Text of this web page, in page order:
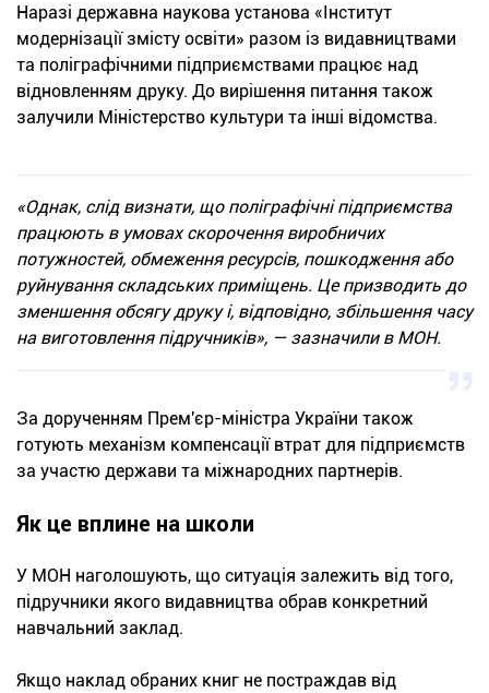
Наразі державна наукова установа «Інститут
модернізації змісту освіти» разом із видавництвами
та поліграфічними підприємствами працює над
відновленням друку. До вирішення питання також
залучили Міністерство культури та інші відомства.
«Однак, слід визнати, що поліграфічні підприємства
працюють в умовах скорочення виробничих
потужностей, обмеження ресурсів, пошкодження або
руйнування складських приміщень. Це призводить до
зменшення обсягу друку і, відповідно, збільшення часу
на виготовлення підручників», — зазначили в МОН.
За дорученням Прем'єр-міністра України також
готують механізм компенсації втрат для підприємств
за участю держави та міжнародних партнерів.
Як це вплине на школи
У МОН наголошують, що ситуація залежить від того,
підручники якого видавництва обрав конкретний
навчальний заклад.
Якщо наклад обраних книг не постраждав від